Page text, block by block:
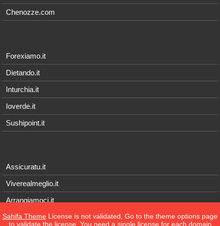
Chenozze.com
Forexiamo.it
Dietando.it
Inturchia.it
Ioverde.it
Sushipoint.it
Assicuratu.it
Viverealmeglio.it
Arrangiamoci.it
Tecnichef.it
Sahifa Theme License is not validated, Go to the theme options page
to validate the license, You need a single license for each domain